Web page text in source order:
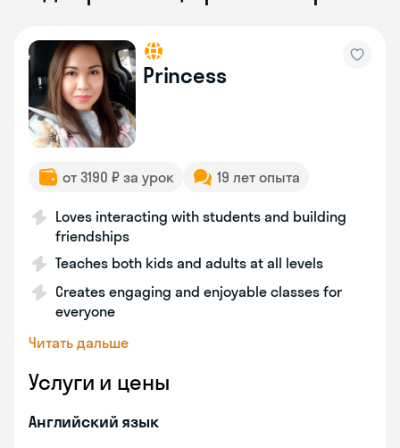
Princess
от 3190 ₽ за урок 19 лет опыта
Loves interacting with students and building
friendships
Teaches both kids and adults at all levels
Creates engaging and enjoyable classes for
everyone
Читать дальше
Услуги и цены
Английский язык